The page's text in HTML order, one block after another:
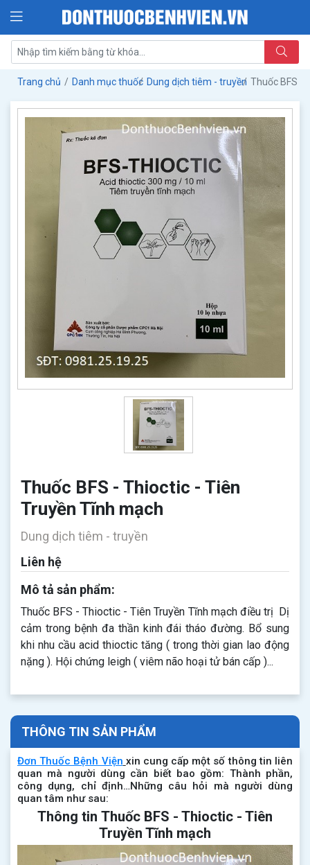
Trang chủ Danh mục thuốc Dung dịch tiêm - truyền Thuốc BFS -
Thuốc BFS - Thioctic - Tiên
Truyền Tĩnh mạch
Dung dịch tiêm - truyền
Liên hệ
Mô tả sản phẩm:
Thuốc BFS - Thioctic - Tiên Truyền Tĩnh mạch điều trị Dị
cảm trong bệnh đa thần kinh đái tháo đường. Bổ sung
khi nhu cầu acid thioctic tăng ( trong thời gian lao động
nặng ). Hội chứng leigh ( viêm não hoại tử bán cấp )...
THÔNG TIN SẢN PHẨM
Đơn Thuốc Bệnh Viện xin cung cấp một số thông tin liên
quan mà người dùng cần biết bao gồm: Thành phần,
công dụng, chỉ định…Những câu hỏi mà người dùng
quan tâm như sau:
Thông tin Thuốc BFS - Thioctic - Tiên
Truyền Tĩnh mạch